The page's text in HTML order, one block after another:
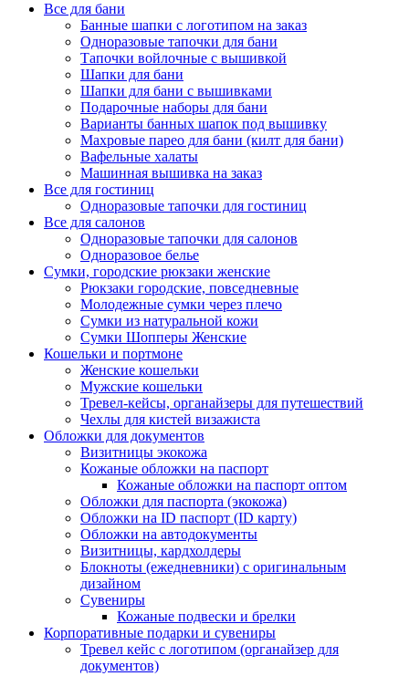
Все для бани
Банные шапки с логотипом на заказ
Одноразовые тапочки для бани
Тапочки войлочные с вышивкой
Шапки для бани
Шапки для бани с вышивками
Подарочные наборы для бани
Варианты банных шапок под вышивку
Махровые парео для бани (килт для бани)
Вафельные халаты
Машинная вышивка на заказ
Все для гостиниц
Одноразовые тапочки для гостиниц
Все для салонов
Одноразовые тапочки для салонов
Одноразовое белье
Сумки, городские рюкзаки женские
Рюкзаки городские, повседневные
Молодежные сумки через плечо
Сумки из натуральной кожи
Сумки Шопперы Женские
Кошельки и портмоне
Женские кошельки
Мужские кошельки
Тревел-кейсы, органайзеры для путешествий
Чехлы для кистей визажиста
Обложки для документов
Визитницы экокожа
Кожаные обложки на паспорт
Кожаные обложки на паспорт оптом
Обложки для паспорта (экокожа)
Обложки на ID паспорт (ID карту)
Обложки на автодокументы
Визитницы, кардхолдеры
Блокноты (ежедневники) с оригинальным
дизайном
Сувениры
Кожаные подвески и брелки
Корпоративные подарки и сувениры
Тревел кейс с логотипом (органайзер для
документов)